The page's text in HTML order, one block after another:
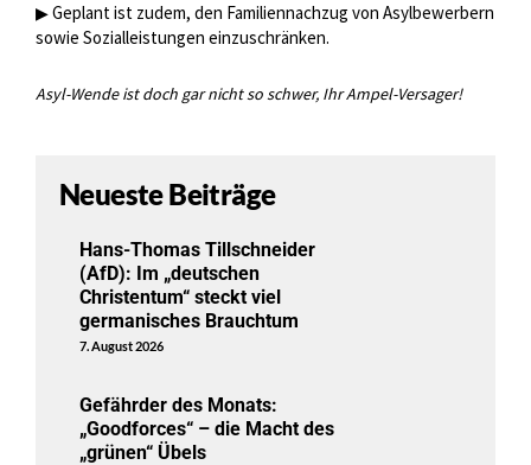
▶Geplant ist zudem, den Familiennachzug von Asylbewerbern
sowie Sozialleistungen einzuschränken.
Asyl-Wende ist doch gar nicht so schwer, Ihr Ampel-Versager!
Neueste Beiträge
Hans-Thomas Tillschneider
(AfD): Im „deutschen
Christentum“ steckt viel
germanisches Brauchtum
7. August 2026
Gefährder des Monats:
„Goodforces“ – die Macht des
„grünen“ Übels